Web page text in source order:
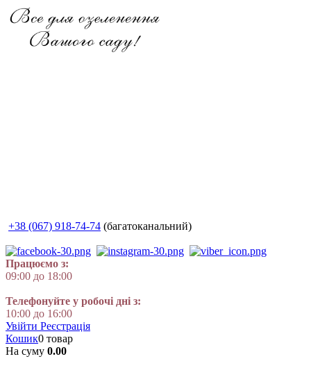
+38 (067) 918-74-74 (багатоканальний)
Працюємо з:
09:00 до 18:00
Телефонуйте у робочі дні з:
10:00 до 16:00
Увійти Реєстрація
Кошик0 товар
На суму 0.00